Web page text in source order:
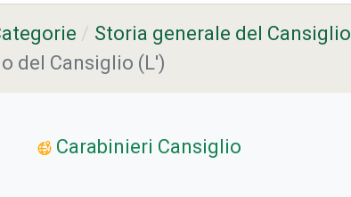
Storia generale del Cansiglio
del Cansiglio (L')
Carabinieri Cansiglio